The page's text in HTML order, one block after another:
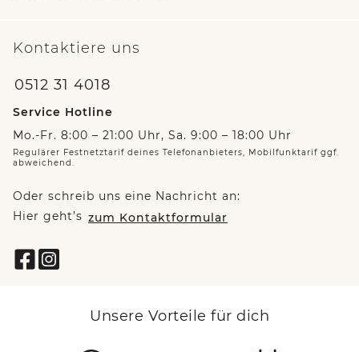
Kontaktiere uns
0512 31 4018
Service Hotline
Mo.-Fr. 8:00 – 21:00 Uhr, Sa. 9:00 – 18:00 Uhr
Regulärer Festnetztarif deines Telefonanbieters, Mobilfunktarif ggf.
abweichend.
Oder schreib uns eine Nachricht an:
Hier geht’s zum Kontaktformular
Unsere Vorteile für dich